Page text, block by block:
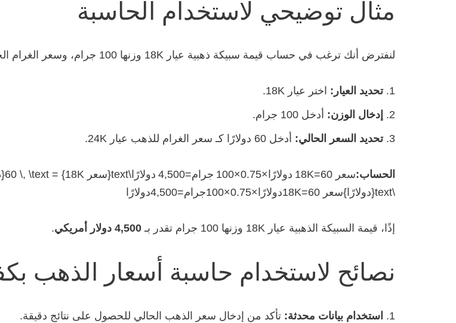
مثال توضيحي لاستخدام الحاسبة
لنفترض أنك ترغب في حساب قيمة سبيكة ذهبية عيار 18K وزنها 100 جرام، وسعر الغرام الحالي للذهب عيار 24K هو 60 دولارًا.
تحديد العيار: اختر عيار 18K.
إدخال الوزن: أدخل 100 جرام.
تحديد السعر الحالي: أدخل 60 دولارًا كـ سعر الغرام للذهب عيار 24K.
الحساب:
\text{دولارًا}سعر 18K=60دولارًا×0.75×100جرام=4,500دولارًا
إذًا، قيمة السبيكة الذهبية عيار 18K وزنها 100 جرام تقدر بـ 4,500 دولار أمريكي .
نصائح لاستخدام حاسبة أسعار الذهب
استخدام بيانات محدثة: تأكد من إدخال سعر الذهب الحالي للحصول على نتائج دقيقة.